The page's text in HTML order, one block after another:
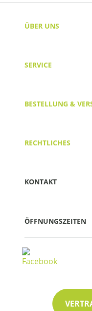
ÜBER UNS
SERVICE
BESTELLUNG &
RECHTLICHES
KONTAKT
ÖFFNUNGSZEITEN